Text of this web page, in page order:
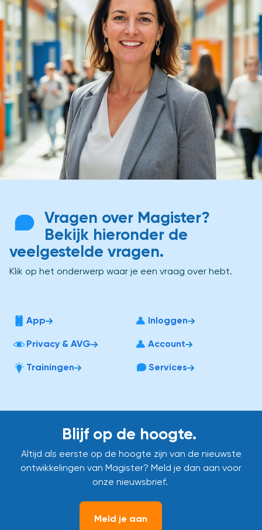
Vragen over Magister?
Bekijk hieronder de
veelgestelde vragen.
Klik op het onderwerp waar je een vraag over hebt.
App Inloggen
Privacy & AVG Account
Trainingen Services
Blijf op de hoogte.
Altijd als eerste op de hoogte zijn van de nieuwste
ontwikkelingen van Magister? Meld je dan aan voor
onze nieuwsbrief.
Meld je aan